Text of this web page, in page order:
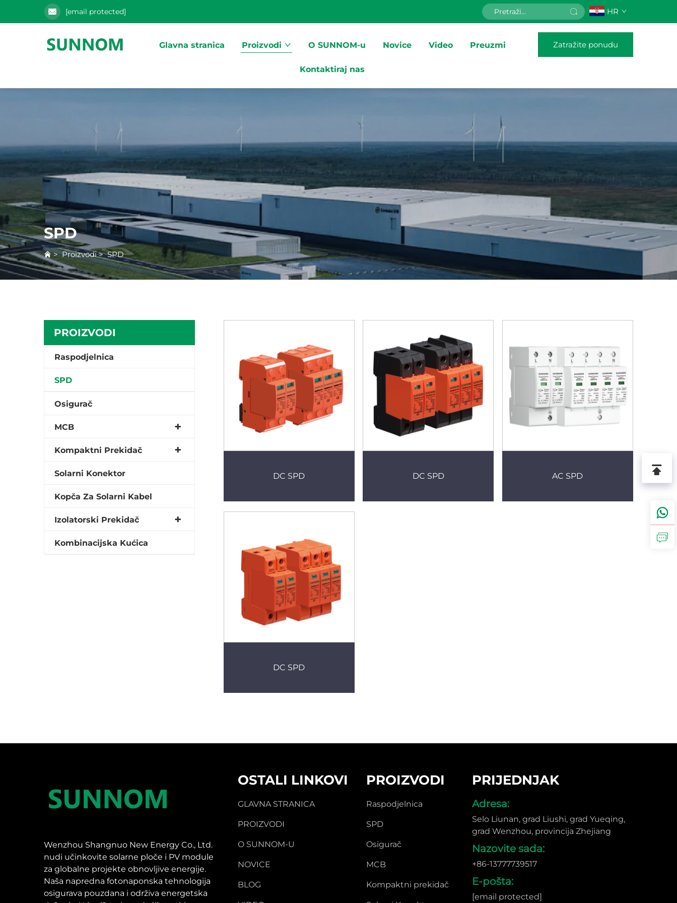
[email protected] HR
Glavna stranica Proizvodi O SUNNOM-u Novice Video Preuzmi
Kontaktiraj nas
Zatražite ponudu
SPD
>Proizvodi>SPD
PROIZVODI
Raspodjelnica
SPD
Osigurač
MCB
Kompaktni Prekidač
Solarni Konektor
Kopča Za Solarni Kabel
Izolatorski Prekidač
Kombinacijska Kućica
DC SPD DC SPD AC SPD
DC SPD
Wenzhou Shangnuo New Energy Co., Ltd.
nudi učinkovite solarne ploče i PV module
za globalne projekte obnovljive energije.
Naša napredna fotonaponska tehnologija
osigurava pouzdana i održiva energetska
OSTALI LINKOVI
GLAVNA STRANICA
PROIZVODI
O SUNNOM-U
NOVICE
BLOG
PROIZVODI
Raspodjelnica
SPD
Osigurač
MCB
Kompaktni prekidač
PRIJEDNJAK
Adresa:
Selo Liunan, grad Liushi, grad Yueqing,
grad Wenzhou, provincija Zhejiang
Nazovite sada:
+86-13777739517
E-pošta:
[email protected]